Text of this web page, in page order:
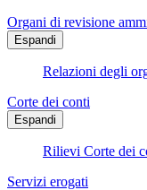
Organi di revisione
Espandi
Relazioni degli
Corte dei conti
Espandi
Rilievi Corte dei
Servizi erogati